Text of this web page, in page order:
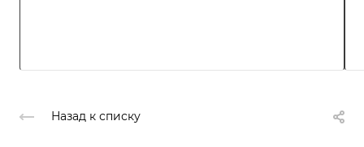
Назад к списку